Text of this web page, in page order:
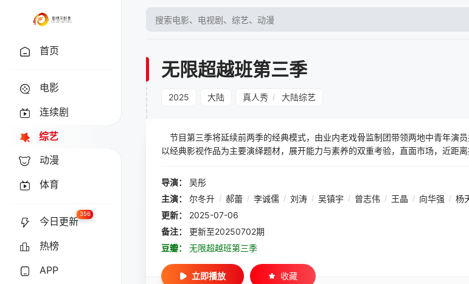
首页
电影
连续剧
综艺
动漫
体育
今日更新
356
热榜
APP
无限超越班第三季
2025 大陆 真人秀 / 大陆综艺
节目第三季将延续前两季的经典模式，由业内老戏骨监制团带领两地中青年演员
以经典影视作品为主要演绎题材，展开能力与素养的双重考验，直面市场，近距
导演：
吴彤
主演：
尔冬升 / 郝蕾 / 李诚儒 / 刘涛 / 吴镇宇 / 曾志伟 / 王晶 / 向华强 / 杨
更新：
2025-07-06
备注：
更新至20250702期
豆瓣：
无限超越班第三季
立即播放 收藏